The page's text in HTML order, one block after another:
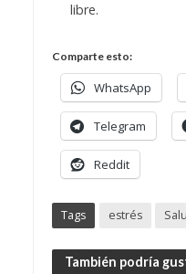
libre.
Comparte esto:
WhatsApp
Telegram
Reddit
Tags estrés
También podría